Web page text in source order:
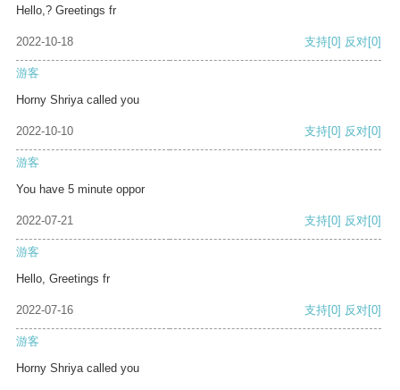
Hello,? Greetings fr
2022-10-18 支持[0] 反对[0]
游客
Horny Shriya called you
2022-10-10 支持[0] 反对[0]
游客
You have 5 minute oppor
2022-07-21 支持[0] 反对[0]
游客
Hello, Greetings fr
2022-07-16 支持[0] 反对[0]
游客
Horny Shriya called you